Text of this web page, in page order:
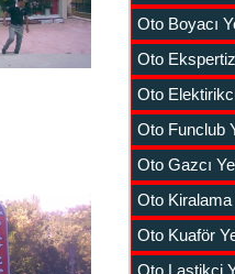
Oto Boyacı
Oto
Oto
Oto Funclub
Oto Gazcı
Oto Kiralama
Oto Kuaför
Oto Lastikci